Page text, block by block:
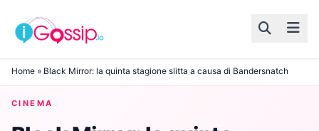
Skip to content
Home » Black Mirror: la quinta stagione slitta a causa di Bandersnatch
CINEMA